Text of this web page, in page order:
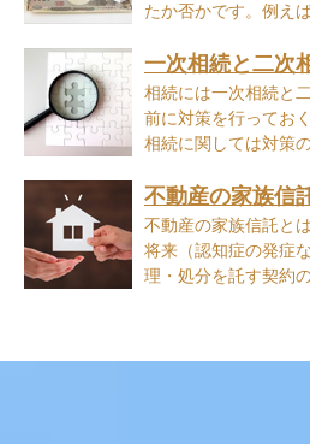
たか否かです。例え
一次相続と二次
相続には一次相続と
前に対策を行ってお
相続に関しては対策
不動産の家族信
不動産の家族信託と
将来（認知症の発症
理・処分を託す契約